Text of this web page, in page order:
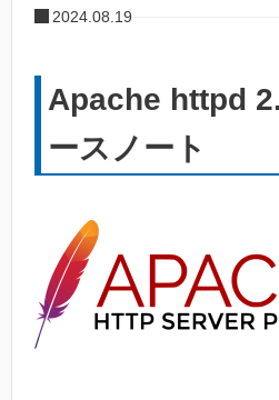
2024.08.19
Apache httpd
ースノート